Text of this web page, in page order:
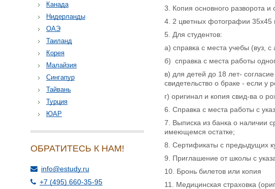
Канада
Нидерланды
ОАЭ
Таиланд
Корея
Малайзия
Сингапур
Тайвань
Турция
ЮАР
ОБРАТИТЕСЬ К НАМ!
info@estudy.ru
+7 (495) 660-35-95
3. Копия основного разворота и
4. 2 цветных фотографии 35х45
5. Для студентов:
а) справка с места учебы (вуз,
б) справка с места работы
в) для детей до 18 лет-
свидетельство о браке - если
г) оригинал и копия свид-ва о
6. Справка с места работы с
7. Выписка из банка о наличии
имеющемся остатке;
8. Сертификаты с предыдущих
9. Приглашение от школы с
10. Бронь билетов или копия
11. Медицинская страховка